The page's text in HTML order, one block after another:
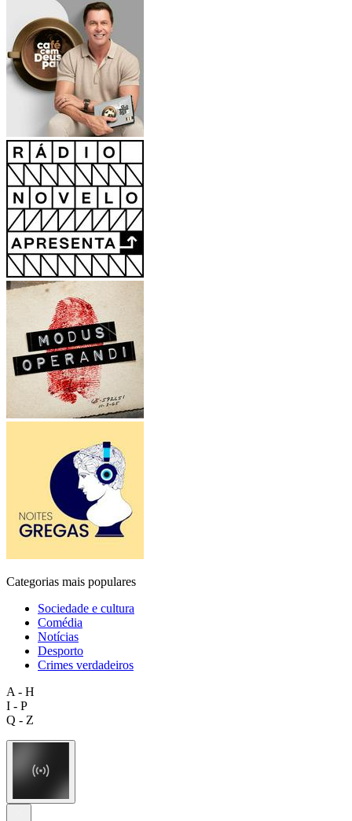
Categorias mais populares
Sociedade e cultura
Comédia
Notícias
Desporto
Crimes verdadeiros
A - H
I - P
Q - Z